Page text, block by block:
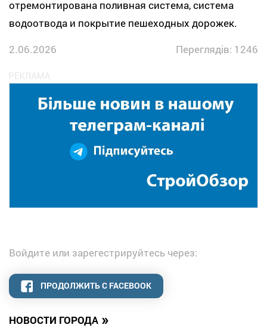
НОВОСТИ ГОРОДА »
отремонтирована поливная система, система
водоотвода и покрытие пешеходных дорожек.
2.06.2026
Переглядів: 1246
Войдите или зарегестрируйтесь через:
ПРОДОЛЖИТЬ С FACEBOOK